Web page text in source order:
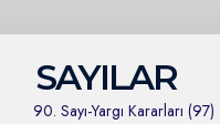
SAYILAR
90. Sayı-Yargı Kararları (97)